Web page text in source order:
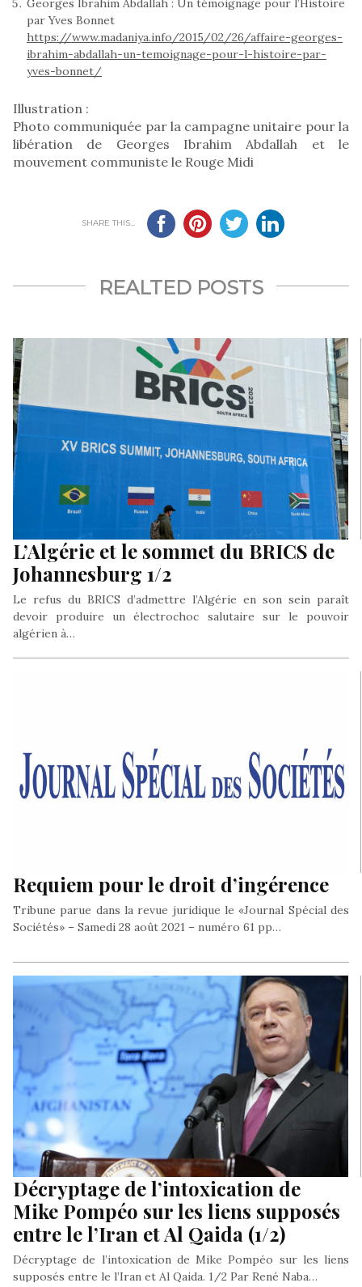
par Yves Bonnet
https://www.madaniya.info/2015/02/26/affaire-georges-
ibrahim-abdallah-un-temoignage-pour-l-histoire-par-
yves-bonnet/
Illustration :
Photo communiquée par la campagne unitaire pour la
libération de Georges Ibrahim Abdallah et le
mouvement communiste le Rouge Midi
SHARE THIS...
REALTED POSTS
L’Algérie et le sommet du BRICS de
Johannesburg 1/2
Le refus du BRICS d’admettre l’Algérie en son sein paraît
devoir produire un électrochoc salutaire sur le pouvoir
algérien à…
Requiem pour le droit d’ingérence
Tribune parue dans la revue juridique le «Journal Spécial des
Sociétés» – Samedi 28 août 2021 – numéro 61 pp…
Décryptage de l’intoxication de
Mike Pompéo sur les liens supposés
entre le l’Iran et Al Qaida (1/2)
Décryptage de l’intoxication de Mike Pompéo sur les liens
supposés entre le l’Iran et Al Qaida. 1/2 Par René Naba…